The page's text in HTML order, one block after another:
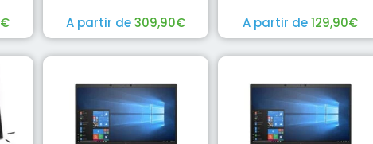
€ A partir de309,90€ A partir de129,90€